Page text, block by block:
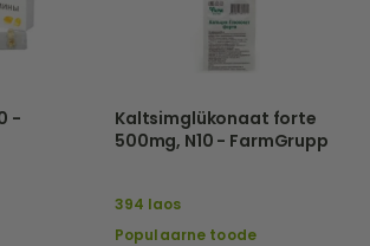
-
Kaltsimglükonaat forte
500mg, N10 - FarmGrupp
394 laos
Populaarne toode